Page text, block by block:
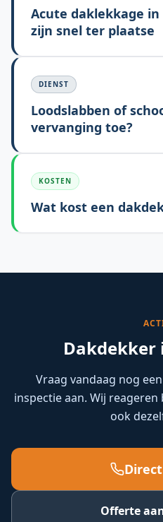
Acute daklekkage
zijn snel ter plaatse
DIENST
Loodslabben of
vervanging toe?
KOSTEN
Wat kost een
Dakdekker
Vraag vandaag nog
inspectie aan. Wij
ook
Offerte